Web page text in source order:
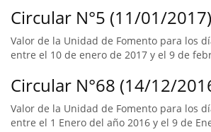
Circular N°5 (11/01/2017)
Valor de la Unidad de Fomento para los
entre el 10 de enero de 2017 y el 9 de
Circular N°68 (14/12/
Valor de la Unidad de Fomento para los
entre el 1 Enero del año 2016 y el 9 de